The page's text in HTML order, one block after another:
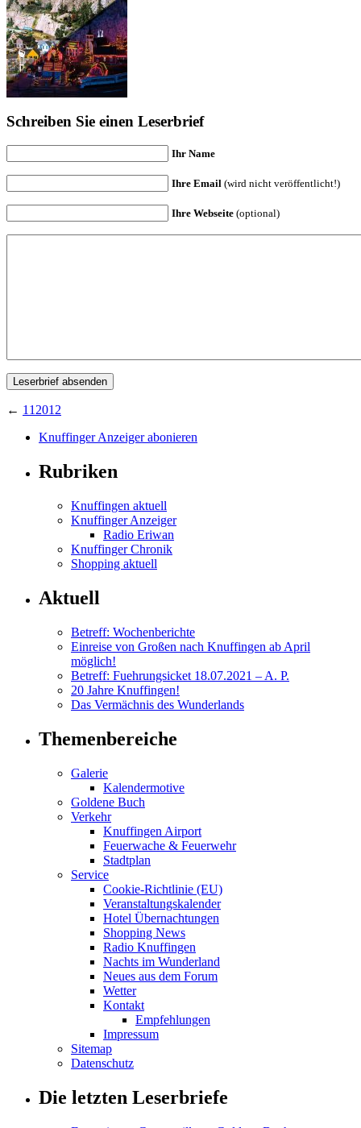
Schreiben Sie einen Leserbrief
Ihr Name
Ihre Email (wird nicht veröffentlicht!)
Ihre Webseite (optional)
← 112012
Knuffinger Anzeiger abonieren
Rubriken
Knuffingen aktuell
Knuffinger Anzeiger
Radio Eriwan
Knuffinger Chronik
Shopping aktuell
Aktuell
Betreff: Wochenberichte
Einreise von Großen nach Knuffingen ab April
möglich!
Betreff: Fuehrungsicket 18.07.2021 – A. P.
20 Jahre Knuffingen!
Das Vermächnis des Wunderlands
Themenbereiche
Galerie
Kalendermotive
Goldene Buch
Verkehr
Knuffingen Airport
Feuerwache & Feuerwehr
Stadtplan
Service
Cookie-Richtlinie (EU)
Veranstaltungskalender
Hotel Übernachtungen
Shopping News
Radio Knuffingen
Nachts im Wunderland
Neues aus dem Forum
Wetter
Kontakt
Empfehlungen
Impressum
Sitemap
Datenschutz
Die letzten Leserbriefe